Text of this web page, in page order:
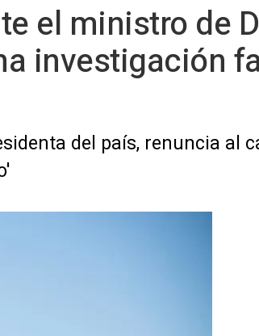
el ministro de
investigación
del país, renuncia al